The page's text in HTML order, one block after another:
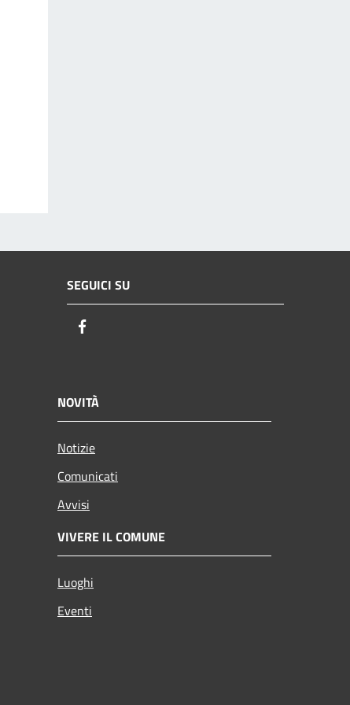
SEGUICI SU
NOVITÀ
Notizie
Comunicati
Avvisi
VIVERE IL COMUNE
Luoghi
Eventi